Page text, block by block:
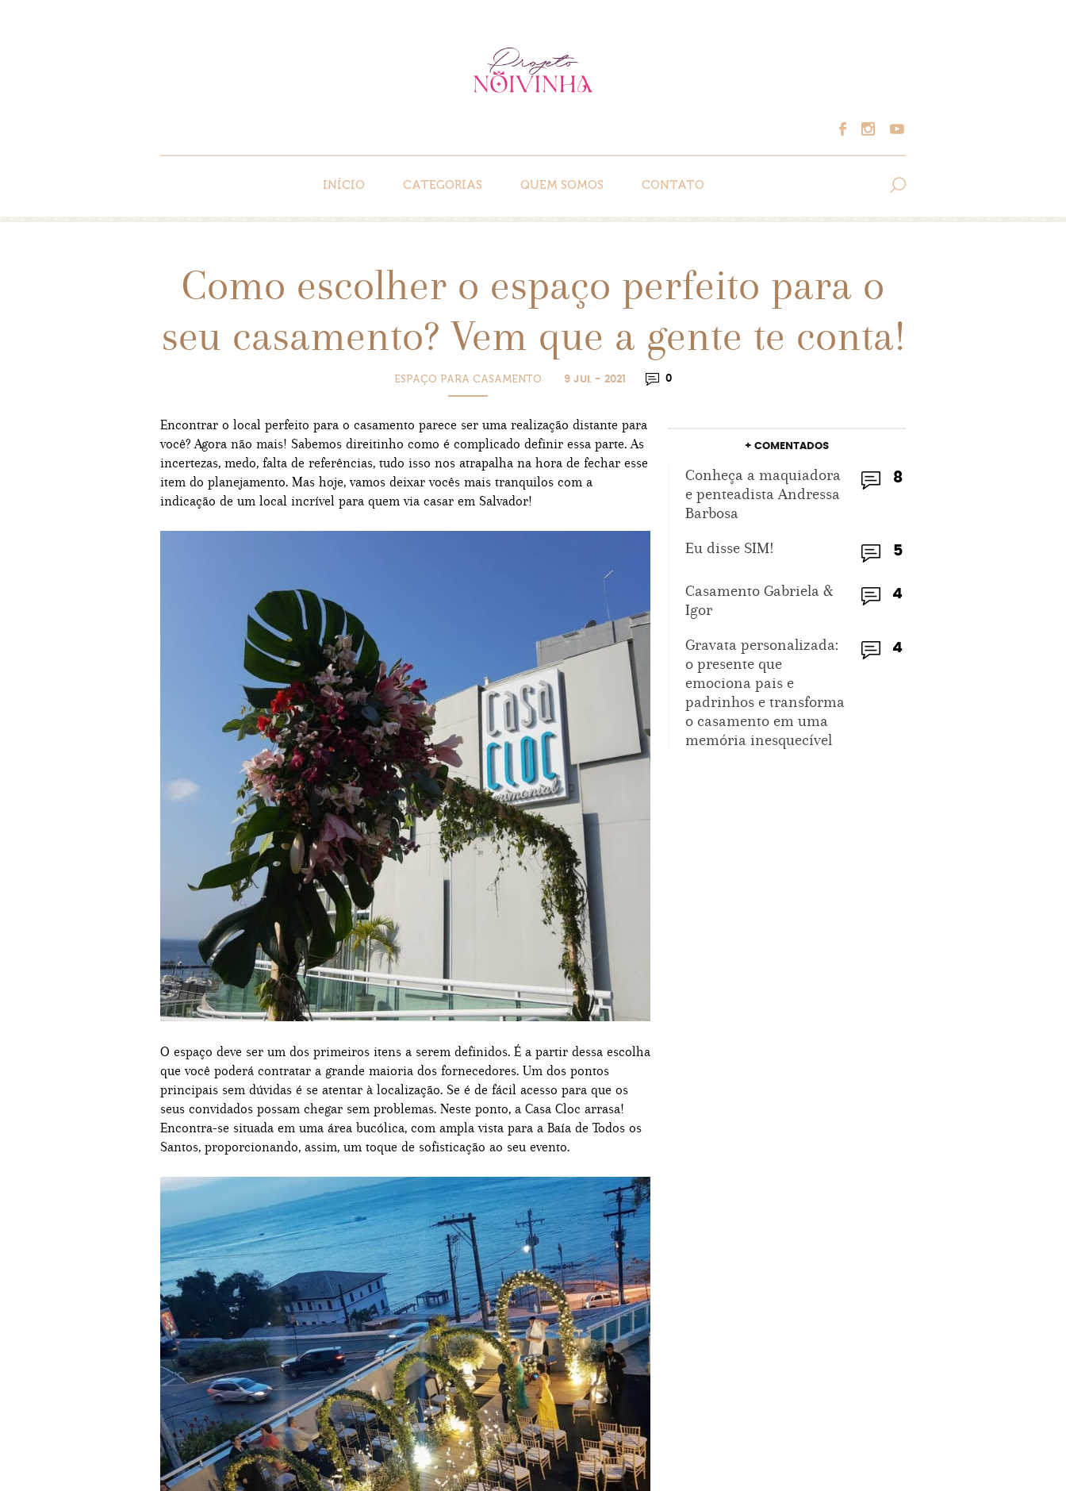
INÍCIO CATEGORIAS QUEM SOMOS CONTATO
Como escolher o espaço perfeito para o
seu casamento? Vem que a gente te conta!
ESPAÇO PARA CASAMENTO 9 JUL - 2021 0
Encontrar o local perfeito para o casamento parece ser uma realização distante para
você? Agora não mais! Sabemos direitinho como é complicado definir essa parte. As
incertezas, medo, falta de referências, tudo isso nos atrapalha na hora de fechar esse
item do planejamento. Mas hoje, vamos deixar vocês mais tranquilos com a
indicação de um local incrível para quem via casar em Salvador!
O espaço deve ser um dos primeiros itens a serem definidos. É a partir dessa escolha
que você poderá contratar a grande maioria dos fornecedores. Um dos pontos
principais sem dúvidas é se atentar à localização. Se é de fácil acesso para que os
seus convidados possam chegar sem problemas. Neste ponto, a Casa Cloc arrasa!
Encontra-se situada em uma área bucólica, com ampla vista para a Baía de Todos os
Santos, proporcionando, assim, um toque de sofisticação ao seu evento.
+ COMENTADOS
8
Conheça a maquiadora
e penteadista Andressa
Barbosa
5
Eu disse SIM!
4
Casamento Gabriela &
Igor
4
Gravata personalizada:
o presente que
emociona pais e
padrinhos e transforma
o casamento em uma
memória inesquecível